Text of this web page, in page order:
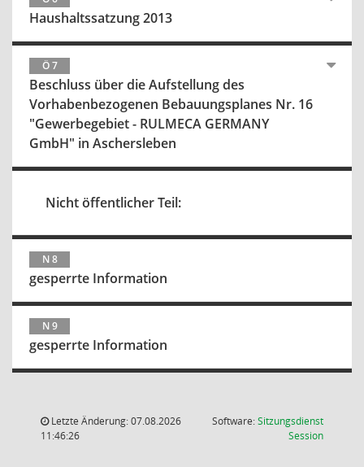
Haushaltssatzung 2013
Ö 7
Beschluss über die Aufstellung des
Vorhabenbezogenen Bebauungsplanes Nr. 16
"Gewerbegebiet - RULMECA GERMANY
GmbH" in Aschersleben
Nicht öffentlicher Teil:
N 8
gesperrte Information
N 9
gesperrte Information
Letzte Änderung: 07.08.2026
11:46:26
Software:Sitzungsdienst
Session(Wird in